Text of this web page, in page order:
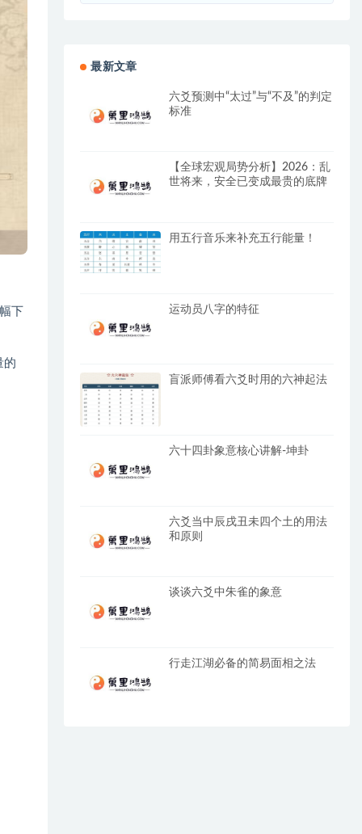
下
的
最新文章
六爻预测中“太过”与“不及”的判定
标准
【全球宏观局势分析】2026：乱
世将来，安全已变成最贵的底牌
用五行音乐来补充五行能量！
运动员八字的特征
盲派师傅看六爻时用的六神起法
六十四卦象意核心讲解-坤卦
六爻当中辰戌丑未四个土的用法
和原则
谈谈六爻中朱雀的象意
行走江湖必备的简易面相之法